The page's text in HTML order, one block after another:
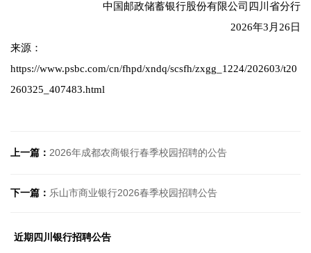
中国邮政储蓄银行股份有限公司四川省分行
2026年3月26日
来源：
https://www.psbc.com/cn/fhpd/xndq/scsfh/zxgg_1224/202603/t20
260325_407483.html
上一篇： 2026年成都农商银行春季校园招聘的公告
下一篇： 乐山市商业银行2026春季校园招聘公告
近期四川银行招聘公告